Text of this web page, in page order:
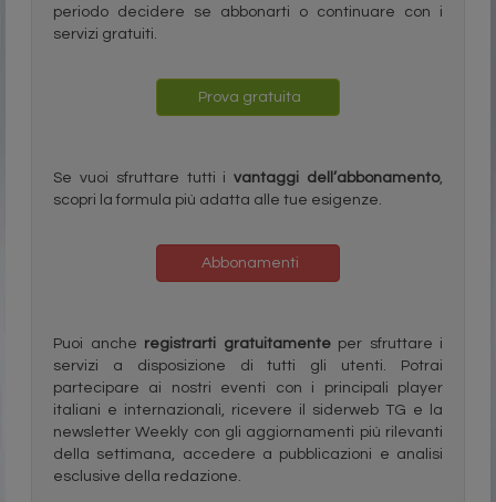
periodo decidere se abbonarti o continuare con i
servizi gratuiti.
Prova gratuita
Se vuoi sfruttare tutti ivantaggi dell’abbonamento,
scopri la formula più adatta alle tue esigenze.
Abbonamenti
Puoi anche registrarti gratuitamenteper sfruttare i
servizi a disposizione di tutti gli utenti. Potrai
partecipare ai nostri eventi con i principali player
italiani e internazionali, ricevere il siderweb TG e la
newsletter Weekly con gli aggiornamenti più rilevanti
della settimana, accedere a pubblicazioni e analisi
esclusive della redazione.